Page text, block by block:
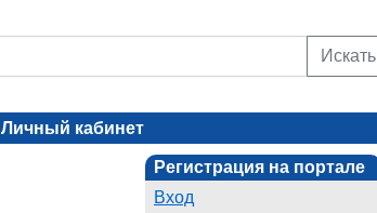
Искать
Личный кабинет
Регистрация на портале
Вход